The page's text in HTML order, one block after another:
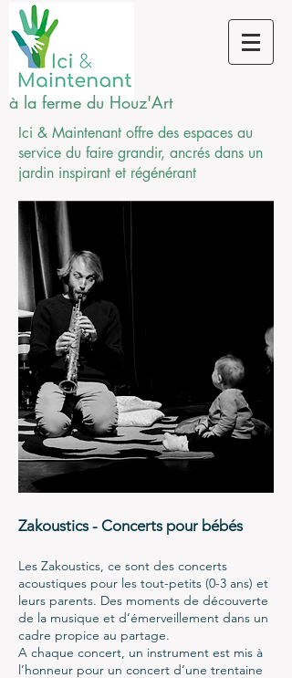
à la ferme du Houz'Art
Ici & Maintenant offre des espaces au
service du faire grandir, ancrés dans un
jardin inspirant et régénérant
Zakoustics - Concerts pour bébés
Les Zakoustics, ce sont des concerts
acoustiques pour les tout-petits (0-3 ans) et
leurs parents. Des moments de découverte
de la musique et d’émerveillement dans un
cadre propice au partage.
A chaque concert, un instrument est mis à
l’honneur pour un concert d’une trentaine